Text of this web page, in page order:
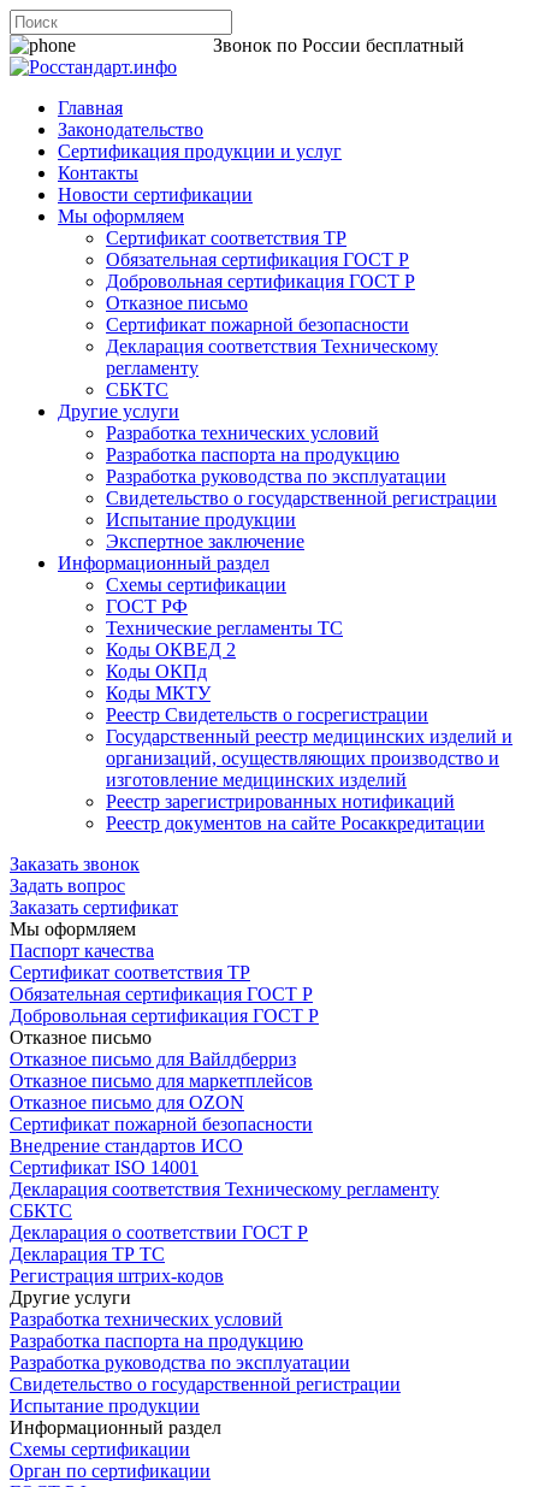
Звонок по России бесплатный
Главная
Законодательство
Сертификация продукции и услуг
Контакты
Новости сертификации
Мы оформляем
Сертификат соответствия ТР
Обязательная сертификация ГОСТ Р
Добровольная сертификация ГОСТ Р
Отказное письмо
Сертификат пожарной безопасности
Декларация соответствия Техническому
регламенту
СБКТС
Другие услуги
Разработка технических условий
Разработка паспорта на продукцию
Разработка руководства по эксплуатации
Свидетельство о государственной регистрации
Испытание продукции
Экспертное заключение
Информационный раздел
Схемы сертификации
ГОСТ РФ
Технические регламенты ТС
Коды ОКВЕД 2
Коды ОКПд
Коды МКТУ
Реестр Свидетельств о госрегистрации
Государственный реестр медицинских изделий и
организаций, осуществляющих производство и
изготовление медицинских изделий
Реестр зарегистрированных нотификаций
Реестр документов на сайте Росаккредитации
Заказать звонок
Задать вопрос
Заказать сертификат
Мы оформляем
Паспорт качества
Сертификат соответствия ТР
Обязательная сертификация ГОСТ Р
Добровольная сертификация ГОСТ Р
Отказное письмо
Отказное письмо для Вайлдберриз
Отказное письмо для маркетплейсов
Отказное письмо для OZON
Сертификат пожарной безопасности
Внедрение стандартов ИСО
Сертификат ISO 14001
Декларация соответствия Техническому регламенту
СБКТС
Декларация о соответствии ГОСТ Р
Декларация ТР ТС
Регистрация штрих-кодов
Другие услуги
Разработка технических условий
Разработка паспорта на продукцию
Разработка руководства по эксплуатации
Свидетельство о государственной регистрации
Испытание продукции
Информационный раздел
Схемы сертификации
Орган по сертификации